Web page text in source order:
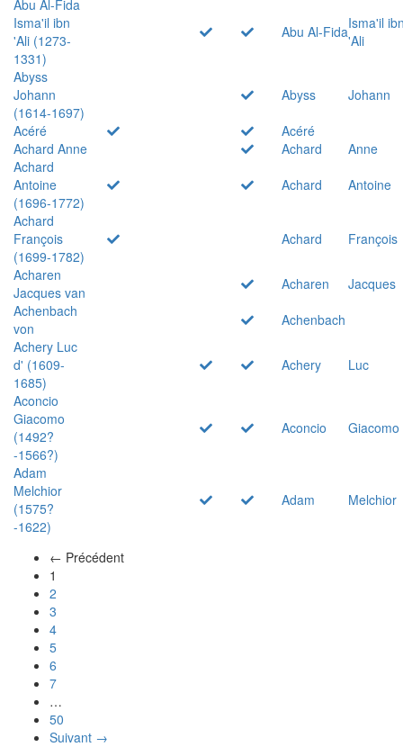
Abu Al-Fida
Isma'il ibn
'Ali (1273-
1331)
Abu Al-FidaIsma'il
'Ali
Abyss
Johann
(1614-1697)
Abyss
Johann
Acéré
Acéré
Achard Anne
Achard
Anne
Achard
Antoine
(1696-1772)
Achard
Antoine
Achard
François
(1699-1782)
Achard
François
Acharen
Jacques van
Acharen
Jacques
Achenbach
von
Achenbach
Achery Luc
d' (1609-
1685)
Achery
Luc
Aconcio
Giacomo
(1492?
-1566?)
Aconcio Giacomo
Adam
Melchior
(1575?
-1622)
Adam Melchior
← Précédent
1
2
3
4
5
6
7
…
50
Suivant →